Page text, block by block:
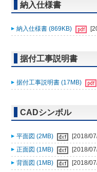
納入仕様書
納入仕様書 (869KB)
据付工事説明書
据付工事説明書 (17MB)
CADシンボル
平面図 (2MB)
[2018/
正面図 (1MB)
[2018/
背面図 (1MB)
[2018/